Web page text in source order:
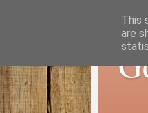
This
are